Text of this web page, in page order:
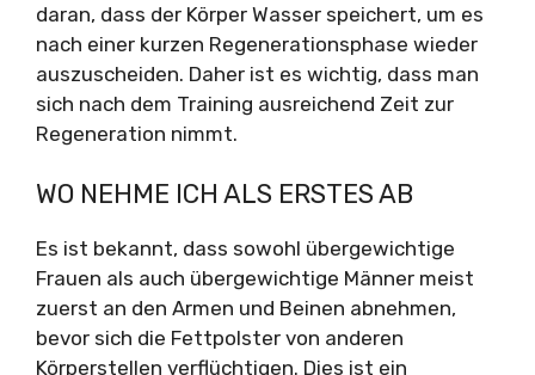
daran, dass der Körper Wasser speichert, um es
nach einer kurzen Regenerationsphase wieder
auszuscheiden. Daher ist es wichtig, dass man
sich nach dem Training ausreichend Zeit zur
Regeneration nimmt.
WO NEHME ICH ALS ERSTES AB
Es ist bekannt, dass sowohl übergewichtige
Frauen als auch übergewichtige Männer meist
zuerst an den Armen und Beinen abnehmen,
bevor sich die Fettpolster von anderen
Körperstellen verflüchtigen. Dies ist ein